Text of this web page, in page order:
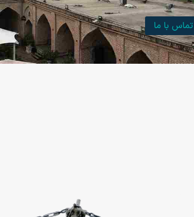
تماس با ما